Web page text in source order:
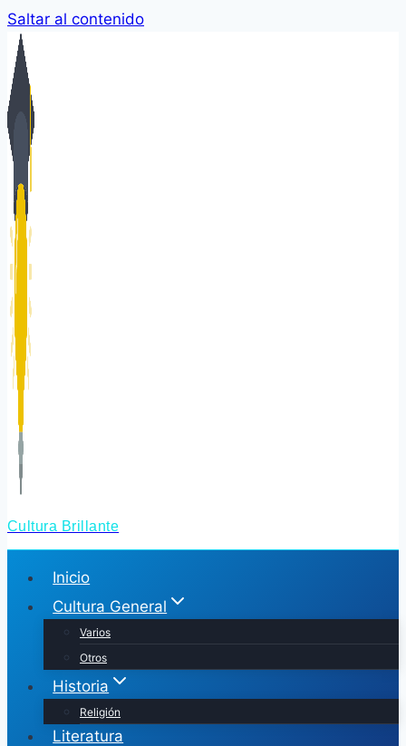
Saltar al contenido
Cultura Brillante
Inicio
Cultura General
Varios
Otros
Historia
Religión
Literatura